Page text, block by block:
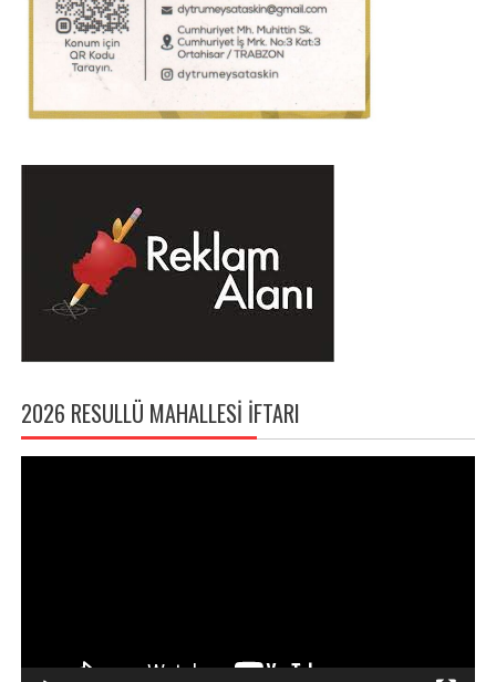
2026 RESULLÜ MAHALLESI İFTARI